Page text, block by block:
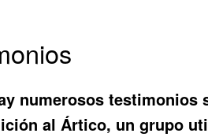
numerosos
al Ártico, un grupo